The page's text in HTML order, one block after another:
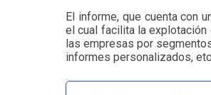
El informe, que cuenta con
el cual facilita la explotación
las empresas por
informes personalizados,